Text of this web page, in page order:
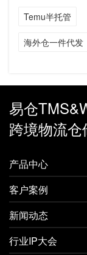
Temu半托管
海外仓一件代发
易仓
跨境物流
产品中心
客户案例
新闻动态
行业IP大会